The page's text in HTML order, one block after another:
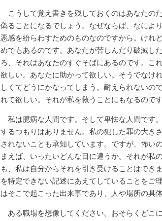
こうして覚え書きを残しておくのはあなたの
偽ることになるでしょう。なぜならば、なによ
悪感を紛らわすためのものなのですから。けれ
めでもあるのです。あなたが苦しんだり破滅し
ろ、それはあなたのすぐそばにあるのです。こ
欲しい。あなたに助かって欲しい。そうでなけ
しくてどうにかなってしまう。耐えられないの
れて欲しい。それが私を救うことにもなるのです
私は臆病な人間です。そして卑怯な人間です
するつもりはありません。私の犯した罪の大き
されないことも承知しています。ですが、怖い
まえば、いったいどんな目に遭うか。それが私
も、私は自分からそれを引き受けることはでき
を特定できない記述にあえてしていることをご
はそこで起こった出来事であり、人や場所の具
ある職場を想像してください。おそらくどこ